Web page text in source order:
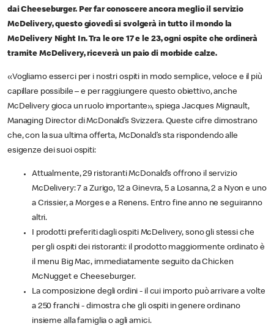
dai Cheeseburger. Per far conoscere ancora meglio il servizio
McDelivery, questo giovedì si svolgerà in tutto il mondo la
McDelivery Night In. Tra le ore 17 e le 23, ogni ospite che ordinerà
tramite McDelivery, riceverà un paio di morbide calze.
«Vogliamo esserci per i nostri ospiti in modo semplice, veloce e il più
capillare possibile – e per raggiungere questo obiettivo, anche
McDelivery gioca un ruolo importante», spiega Jacques Mignault,
Managing Director di McDonald’s Svizzera. Queste cifre dimostrano
che, con la sua ultima offerta, McDonald’s sta rispondendo alle
esigenze dei suoi ospiti:
Attualmente, 29 ristoranti McDonald’s offrono il servizio
McDelivery: 7 a Zurigo, 12 a Ginevra, 5 a Losanna, 2 a Nyon e uno
a Crissier, a Morges e a Renens. Entro fine anno ne seguiranno
altri.
I prodotti preferiti dagli ospiti McDelivery, sono gli stessi che
per gli ospiti dei ristoranti: il prodotto maggiormente ordinato è
il menu Big Mac, immediatamente seguito da Chicken
McNugget e Cheeseburger.
La composizione degli ordini - il cui importo può arrivare a volte
a 250 franchi - dimostra che gli ospiti in genere ordinano
insieme alla famiglia o agli amici.